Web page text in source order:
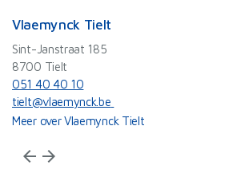
Vlaemynck Tielt
Sint-Janstraat 185
8700 Tielt
051 40 40 10
tielt@vlaemynck.be
Meer over Vlaemynck Tielt
arrow_back arrow_forward